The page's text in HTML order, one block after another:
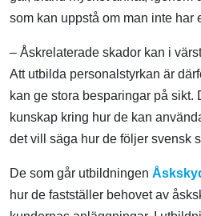
som kan uppstå om man inte har
– Åskrelaterade skador kan i
Att utbilda personalstyrkan är
kan ge stora besparingar på sikt.
kunskap kring hur de kan
det vill säga hur de följer svensk
De som går utbildningen
hur de fastställer behovet av